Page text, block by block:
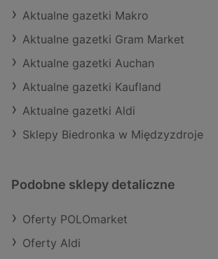
Aktualne gazetki Makro
Aktualne gazetki Gram Market
Aktualne gazetki Auchan
Aktualne gazetki Kaufland
Aktualne gazetki Aldi
Sklepy Biedronka w Międzyzdroje
Podobne sklepy detaliczne
Oferty POLOmarket
Oferty Aldi